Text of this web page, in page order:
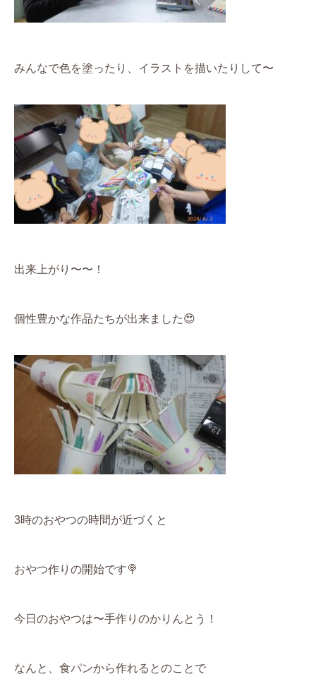
みんなで色を塗ったり、イラストを描いたりして〜
出来上がり〜〜！
個性豊かな作品たちが出来ました😍
3時のおやつの時間が近づくと
おやつ作りの開始です🍭
今日のおやつは〜手作りのかりんとう！
なんと、食パンから作れるとのことで